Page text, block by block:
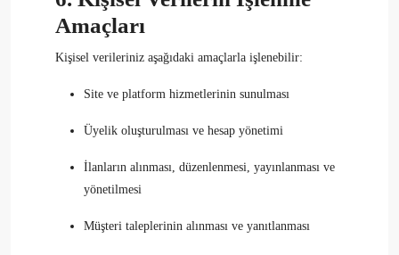
Amaçları
Kişisel verileriniz aşağıdaki amaçlarla işlenebilir:
Site ve platform hizmetlerinin sunulması
Üyelik oluşturulması ve hesap yönetimi
İlanların alınması, düzenlenmesi, yayınlanması ve
yönetilmesi
Müşteri taleplerinin alınması ve yanıtlanması